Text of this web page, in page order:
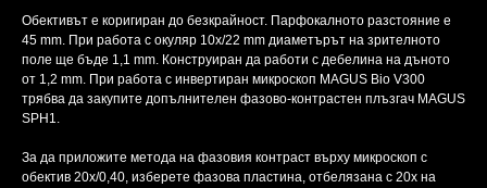
Обективът е коригиран до безкрайност. Парфокалното разстояние е
45 mm. При работа с окуляр 10x/22 mm диаметърът на зрителното
поле ще бъде 1,1 mm. Конструиран да работи с дебелина на дъното
от 1,2 mm. При работа с инвертиран микроскоп MAGUS Bio V300
трябва да закупите допълнителен фазово-контрастен плъзгач MAGUS
SPH1.
За да приложите метода на фазовия контраст върху микроскоп с
обектив 20x/0,40, изберете фазова пластина, отбелязана с 20x на